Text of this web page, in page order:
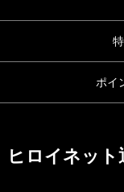
ポイ
ヒロイネッ